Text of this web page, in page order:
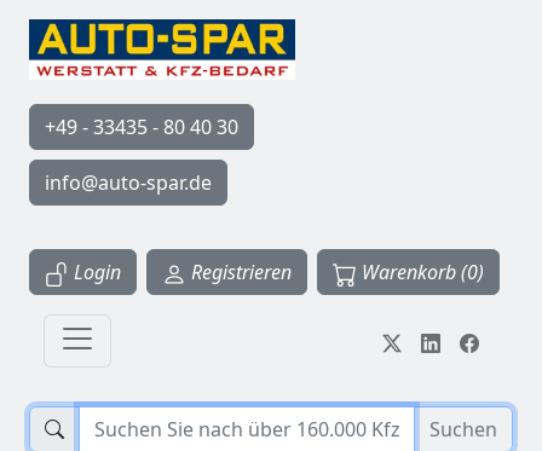
+49 - 33435 - 80 40 30
info@auto-spar.de
Login Registrieren Warenkorb (0)
Suchen